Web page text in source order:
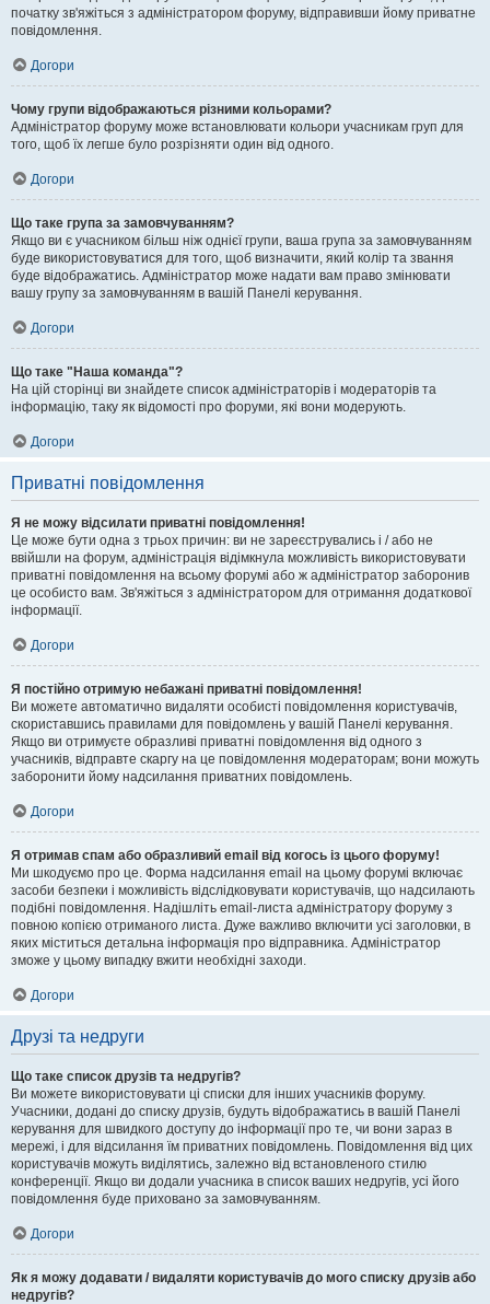
початку зв'яжіться з адміністратором форуму, відправивши йому приватне
повідомлення.
Догори
Чому групи відображаються різними кольорами?
Адміністратор форуму може встановлювати кольори учасникам груп для
того, щоб їх легше було розрізняти один від одного.
Догори
Що таке група за замовчуванням?
Якщо ви є учасником більш ніж однієї групи, ваша група за замовчуванням
буде використовуватися для того, щоб визначити, який колір та звання
буде відображатись. Адміністратор може надати вам право змінювати
вашу групу за замовчуванням в вашій Панелі керування.
Догори
Що таке "Наша команда"?
На цій сторінці ви знайдете список адміністраторів і модераторів та
інформацію, таку як відомості про форуми, які вони модерують.
Догори
Приватні повідомлення
Я не можу відсилати приватні повідомлення!
Це може бути одна з трьох причин: ви не зареєструвались і / або не
ввійшли на форум, адміністрація відімкнула можливість використовувати
приватні повідомлення на всьому форумі або ж адміністратор заборонив
це особисто вам. Зв'яжіться з адміністратором для отримання додаткової
інформації.
Догори
Я постійно отримую небажані приватні повідомлення!
Ви можете автоматично видаляти особисті повідомлення користувачів,
скориставшись правилами для повідомлень у вашій Панелі керування.
Якщо ви отримуєте образливі приватні повідомлення від одного з
учасників, відправте скаргу на це повідомлення модераторам; вони можуть
заборонити йому надсилання приватних повідомлень.
Догори
Я отримав спам або образливий email від когось із цього форуму!
Ми шкодуємо про це. Форма надсилання email на цьому форумі включає
засоби безпеки і можливість відслідковувати користувачів, що надсилають
подібні повідомлення. Надішліть email-листа адміністратору форуму з
повною копією отриманого листа. Дуже важливо включити усі заголовки, в
яких міститься детальна інформація про відправника. Адміністратор
зможе у цьому випадку вжити необхідні заходи.
Догори
Друзі та недруги
Що таке список друзів та недругів?
Ви можете використовувати ці списки для інших учасників форуму.
Учасники, додані до списку друзів, будуть відображатись в вашій Панелі
керування для швидкого доступу до інформації про те, чи вони зараз в
мережі, і для відсилання їм приватних повідомлень. Повідомлення від цих
користувачів можуть виділятись, залежно від встановленого стилю
конференції. Якщо ви додали учасника в список ваших недругів, усі його
повідомлення буде приховано за замовчуванням.
Догори
Як я можу додавати / видаляти користувачів до мого списку друзів або
недругів?